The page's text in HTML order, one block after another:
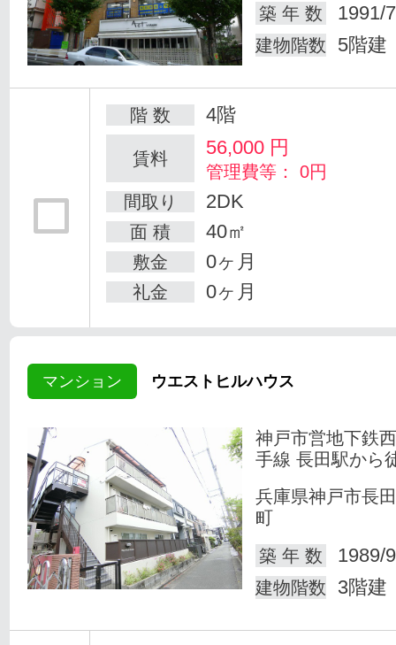
築 年 数
1991/
建物階数 5階建
階 数 4階
賃料 56,000 円
管理費等： 0円
間取り
2DK
面 積 40㎡
敷金 0ヶ月
礼金 0ヶ月
マンション ウエストヒルハウス
神戸市営地下鉄
手線 長田駅から
兵庫県神戸市長
町
築 年 数
1989/
建物階数 3階建